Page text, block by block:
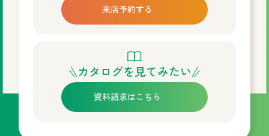
来店予約する
カタログを見てみたい
資料請求はこちら